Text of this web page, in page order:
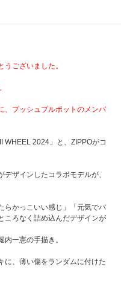
ございました。
、プッシュプルポットのメンバ
WHEEL 2024」と、ZIPPOがコ
ザインしたコラボモデルが、
らかっこいい感じ」「元気でバ
ころなく詰め込んだデザインが
一憲の手描き。
に、薄い傷をランダムに付けた